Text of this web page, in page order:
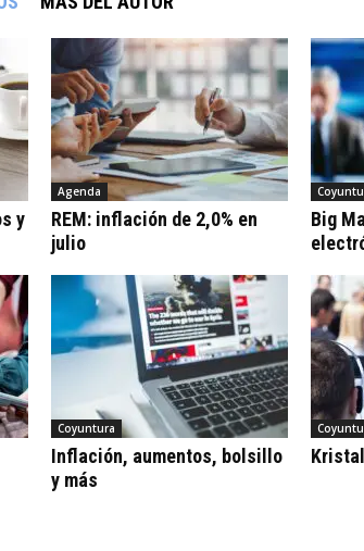
y
Agenda
REM: inflación de 2,0% en
julio
Big
Coyuntura
Inflación, aumentos, bolsillo
y más